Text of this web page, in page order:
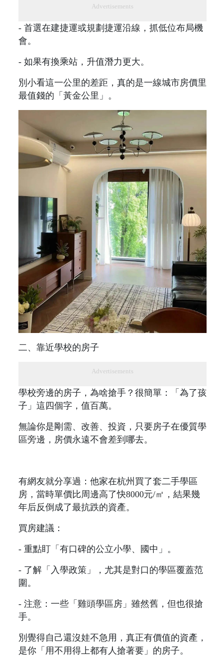
Advertisements
- 首選在建捷運或規劃捷運沿線，抓低位布局機
會。
- 如果有換乘站，升值潛力更大。
別小看這一公里的差距，真的是一線城市房價里
最值錢的「黃金公里」。
二、靠近學校的房子
Advertisements
學校旁邊的房子，為啥搶手？很簡單：「為了孩
子」這四個字，值百萬。
無論你是剛需、改善、投資，只要房子在優質學
區旁邊，房價永遠不會差到哪去。
有網友就分享過：他家在杭州買了套二手學區
房，當時單價比周邊高了快8000元/㎡，結果幾
年后反倒成了最抗跌的資產。
買房建議：
- 重點盯「有口碑的公立小學、國中」。
- 了解「入學政策」，尤其是對口的學區覆蓋范
圍。
- 注意：一些「雞頭學區房」雖然舊，但也很搶
手。
別覺得自己還沒娃不急用，真正有價值的資產，
是你「用不用得上都有人搶著要」的房子。